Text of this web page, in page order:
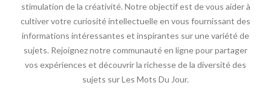
stimulation de la créativité. Notre objectif est de vous aider à
cultiver votre curiosité intellectuelle en vous fournissant des
informations intéressantes et inspirantes sur une variété de
sujets. Rejoignez notre communauté en ligne pour partager
vos expériences et découvrir la richesse de la diversité des
sujets sur Les Mots Du Jour.